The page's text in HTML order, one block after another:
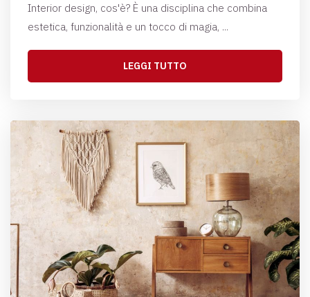
Interior design, cos'è? È una disciplina che combina
estetica, funzionalità e un tocco di magia, ...
LEGGI TUTTO